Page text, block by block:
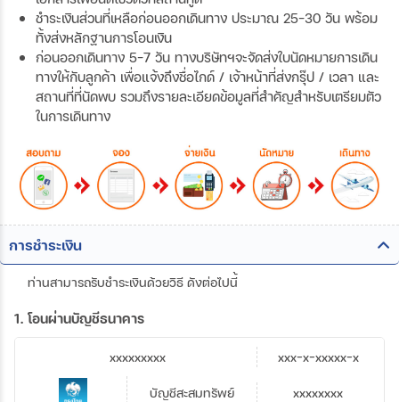
ชำระเงินส่วนที่เหลือก่อนออกเดินทาง ประมาณ 25-30 วัน พร้อม
ทั้งส่งหลักฐานการโอนเงิน
ก่อนออกเดินทาง 5-7 วัน ทางบริษัทฯจะจัดส่งใบนัดหมายการเดิน
ทางให้กับลูกค้า เพื่อแจ้งถึงชื่อไกด์ / เจ้าหน้าที่ส่งกรุ๊ป / เวลา และ
สถานที่ที่นัดพบ รวมถึงรายละเอียดข้อมูลที่สำคัญสำหรับเตรียมตัว
ในการเดินทาง
การชำระเงิน
ท่านสามารถรับชำระเงินด้วยวิธี ดังต่อไปนี้
1. โอนผ่านบัญชีธนาคาร
บัญชีสะสมทรัพย์
xxxxxxxxx
xxxxxxxx
xxx-x-xxxxx-x